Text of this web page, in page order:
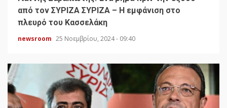
από τον ΣΥΡΙΖΑ ΣΥΡΙΖΑ – Η εμφάνιση στο
πλευρό του Κασσελάκη
newsroom 25 Νοεμβρίου, 2024 - 09:40